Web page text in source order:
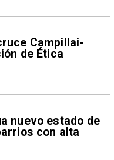
Campillai-
de Ética
nuevo estado de
con alta